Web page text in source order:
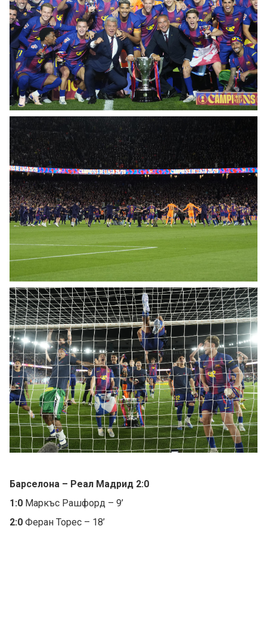
Барселона – Реал Мадрид 2:0
1:0 Маркъс Рашфорд – 9’
2:0 Феран Торес – 18’